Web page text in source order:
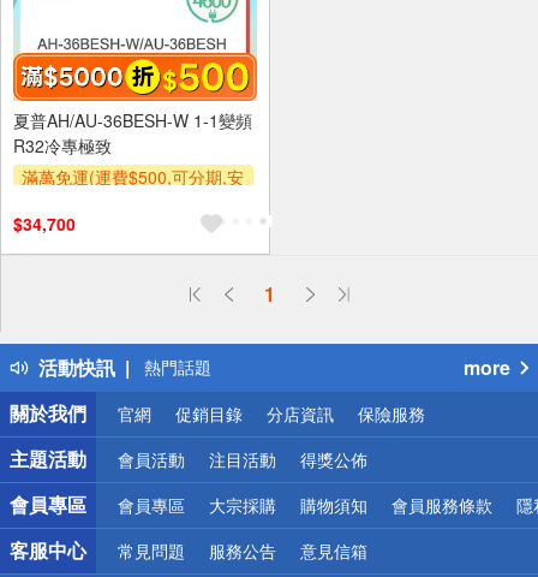
夏普AH/AU-36BESH-W 1-1變頻
R32冷專極致
滿萬免運(運費$500,可分期,安
及使用6期以上分期0利率,需付
基本安裝運費)
$34,700
1
活動快訊
偏遠地區配送
得獎公告
熱門話題
銀行優惠
偏遠地區配送
詐騙網頁！請小心！
more
關於我們
官網 促銷目錄 分店資訊 保險服務
主題活動 會員活動 注目活動 得獎公佈
會員專區 會員專區 大宗採購 購物須知 會員服務條款 隱
客服中心 常見問題 服務公告 意見信箱